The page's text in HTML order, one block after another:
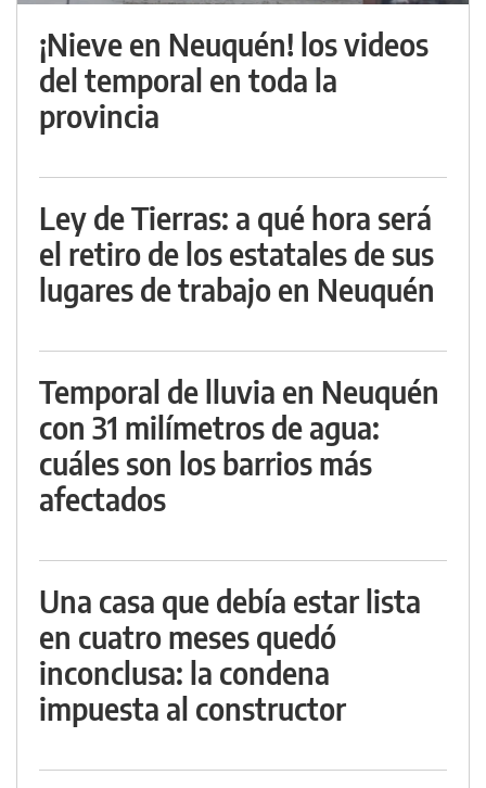
¡Nieve en Neuquén! los videos
del temporal en toda la
provincia
Ley de Tierras: a qué hora será
el retiro de los estatales de sus
lugares de trabajo en Neuquén
Temporal de lluvia en Neuquén
con 31 milímetros de agua:
cuáles son los barrios más
afectados
Una casa que debía estar lista
en cuatro meses quedó
inconclusa: la condena
impuesta al constructor